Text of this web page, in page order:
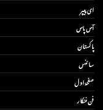
ای پیپر
آس پاس
پاکستان
سائنس
صفحۂ اول
فن فنکار